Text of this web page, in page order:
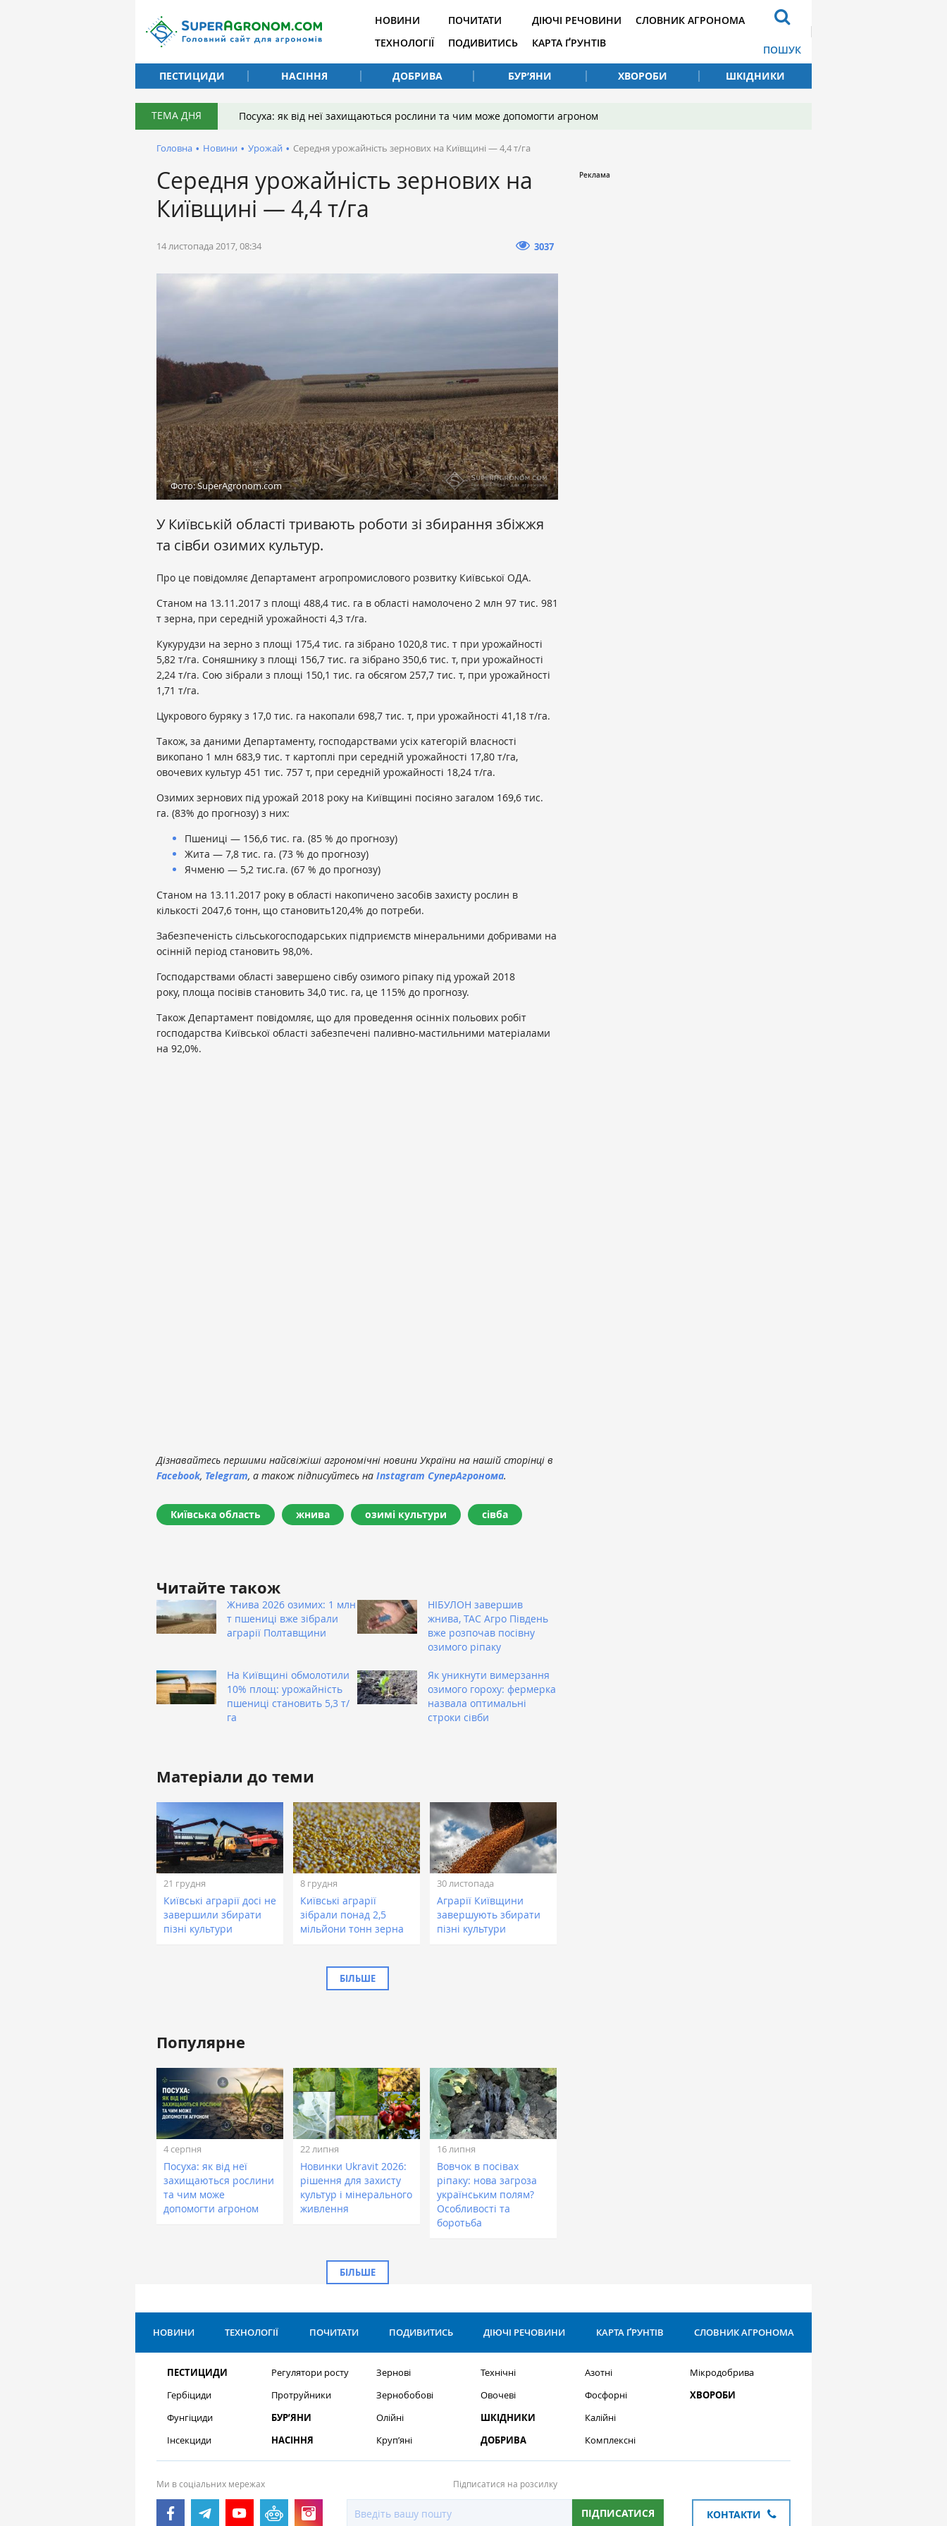
НОВИНИ
ТЕХНОЛОГІЇ
ПОЧИТАТИ
ПОДИВИТИСЬ
ДІЮЧІ РЕЧОВИНИ
КАРТА ҐРУНТІВ
СЛОВНИК АГРОНОМА
ПОШУК
ПЕСТИЦИДИ
НАСІННЯ ДОБРИВА БУР’ЯНИ ХВОРОБИ ШКІДНИКИ
ТЕМА ДНЯ Посуха: як від неї захищаються рослини та чим може допомогти агроном
Головна • Новини • Урожай • Середня урожайність зернових на Київщині — 4,4 т/га
Середня урожайність зернових на
Київщині — 4,4 т/га
14 листопада 2017, 08:34 3037
Фото: SuperAgronom.com
У Київській області тривають роботи зі збирання збіжжя
та сівби озимих культур.
Про це повідомляє Департамент агропромислового розвитку Київської ОДА.
Станом на 13.11.2017 з площі 488,4 тис. га в області намолочено 2 млн 97 тис. 981
т зерна, при середній урожайності 4,3 т/га.
Кукурудзи на зерно з площі 175,4 тис. га зібрано 1020,8 тис. т при урожайності
5,82 т/га. Соняшнику з площі 156,7 тис. га зібрано 350,6 тис. т, при урожайності
2,24 т/га. Сою зібрали з площі 150,1 тис. га обсягом 257,7 тис. т, при урожайності
1,71 т/га.
Цукрового буряку з 17,0 тис. га накопали 698,7 тис. т, при урожайності 41,18 т/га.
Також, за даними Департаменту, господарствами усіх категорій власності
викопано 1 млн 683,9 тис. т картоплі при середній урожайності 17,80 т/га,
овочевих культур 451 тис. 757 т, при середній урожайності 18,24 т/га.
Озимих зернових під урожай 2018 року на Київщині посіяно загалом 169,6 тис.
га. (83% до прогнозу) з них:
Пшениці — 156,6 тис. га. (85 % до прогнозу)
Жита — 7,8 тис. га. (73 % до прогнозу)
Ячменю — 5,2 тис.га. (67 % до прогнозу)
Станом на 13.11.2017 року в області накопичено засобів захисту рослин в
кількості 2047,6 тонн, що становить120,4% до потреби.
Забезпеченість сільськогосподарських підприємств мінеральними добривами на
осінній період становить 98,0%.
Господарствами області завершено сівбу озимого ріпаку під урожай 2018
року, площа посівів становить 34,0 тис. га, це 115% до прогнозу.
Також Департамент повідомляє, що для проведення осінніх польових робіт
господарства Київської області забезпечені паливно-мастильними матеріалами
на 92,0%.
Дізнавайтесь першими найсвіжіші агрономічні новини України на нашій сторінці в
Facebook, Telegram, а також підписуйтесь на Instagram СуперАгронома.
Київська область жнива озимі культури сівба
Читайте також
Жнива 2026 озимих: 1 млн
т пшениці вже зібрали
аграрії Полтавщини
НІБУЛОН завершив
жнива, ТАС Агро Південь
вже розпочав посівну
озимого ріпаку
На Київщині обмолотили
10% площ: урожайність
пшениці становить 5,3 т/
га
Як уникнути вимерзання
озимого гороху: фермерка
назвала оптимальні
строки сівби
Матеріали до теми
21 грудня
Київські аграрії досі не
завершили збирати
пізні культури
8 грудня
Київські аграрії
зібрали понад 2,5
мільйони тонн зерна
30 листопада
Аграрії Київщини
завершують збирати
пізні культури
БІЛЬШЕ
Популярне
4 серпня
Посуха: як від неї
захищаються рослини
та чим може
допомогти агроном
22 липня
Новинки Ukravit 2026:
рішення для захисту
культур і мінерального
живлення
16 липня
Вовчок в посівах
ріпаку: нова загроза
українським полям?
Особливості та
боротьба
БІЛЬШЕ
НОВИНИ ТЕХНОЛОГІЇ ПОЧИТАТИ ПОДИВИТИСЬ ДІЮЧІ РЕЧОВИНИ КАРТА ҐРУНТІВ СЛОВНИК АГРОНОМА
ПЕСТИЦИДИ
Гербіциди
Фунгіциди
Інсекциди
Регулятори росту
Протруйники
БУР’ЯНИ
НАСІННЯ
Зернові
Зернобобові
Олійні
Круп’яні
Технічні
Овочеві
ШКІДНИКИ
ДОБРИВА
Азотні
Фосфорні
Калійні
Комплексні
Мікродобрива
ХВОРОБИ
Ми в соціальних мережах Підписатися на розсилку
ПІДПИСАТИСЯ КОНТАКТИ